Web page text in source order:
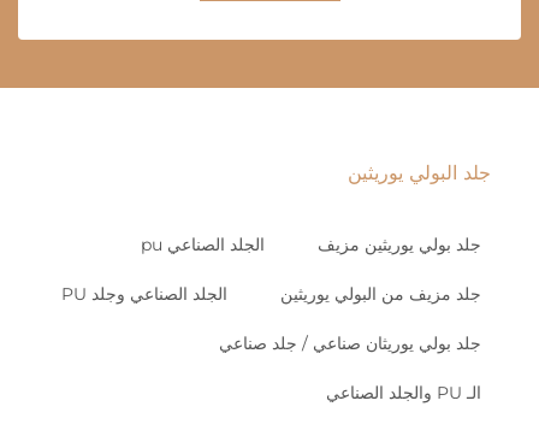
جلد البولي يوريثين
جلد بولي يوريثين مزيف الجلد الصناعي pu
جلد مزيف من البولي يوريثين الجلد الصناعي وجلد PU
جلد بولي يوريثان صناعي / جلد صناعي
الـ PU والجلد الصناعي